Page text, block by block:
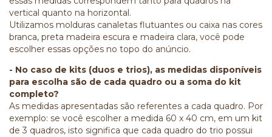
vertical quanto na horizontal.
Utilizamos molduras canaletas flutuantes ou caixa nas cores
branca, preta madeira escura e madeira clara, você pode
escolher essas opções no topo do anúncio.
- No caso de kits (duos e trios), as medidas disponíveis
para escolha são de cada quadro ou a soma do kit
completo?
As medidas apresentadas são referentes a cada quadro. Por
exemplo: se você escolher a medida 60 x 40 cm, em um kit
de 3 quadros, isto significa que cada quadro do trio possui